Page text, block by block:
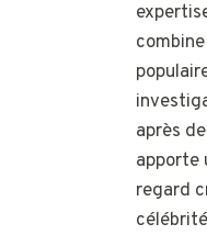
après
apporte
regard